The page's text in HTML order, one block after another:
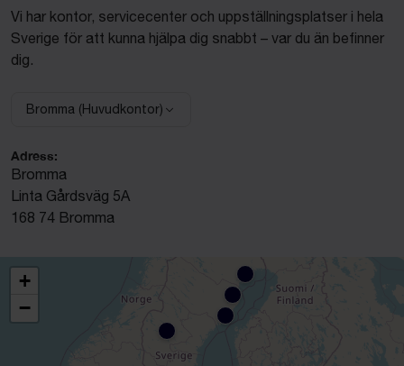
Vi har kontor, servicecenter och uppställningsplatser i hela
Sverige för att kunna hjälpa dig snabbt – var du än befinner
dig.
Välj anläggning:
Bromma (Huvudkontor)
Adress:
Bromma
Linta Gårdsväg 5A
168 74 Bromma
+
−